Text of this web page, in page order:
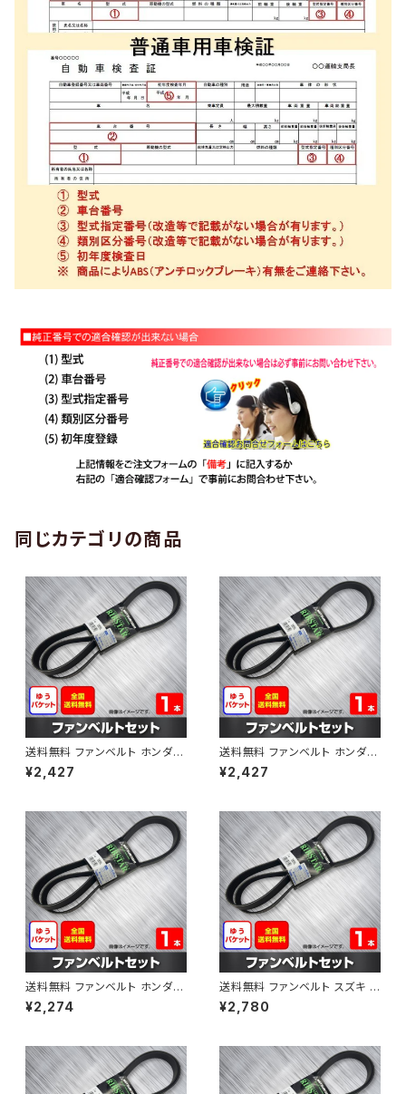
同じカテゴリの商品
送料無料 ファンベルト ホンダ
ゼスト 型式JE1 H18.03～H24.
11 （国内トップメーカー） 1本 H
¥2,427
送料無料 ファンベルト ホンダ ラ
イフ 型式JB6 H15.09～H20.1
1 （国内トップメーカー） 1本 HA
¥2,427
送料無料 ファンベルト ホンダ フ
ィット 型式GE6 H19.10～H25.
09 （国内トップメーカー） 1本 H
¥2,274
送料無料 ファンベルト スズキ ス
ペーシア 型式MK32S H25.03
～H30.02 （国内トップメーカ
¥2,780